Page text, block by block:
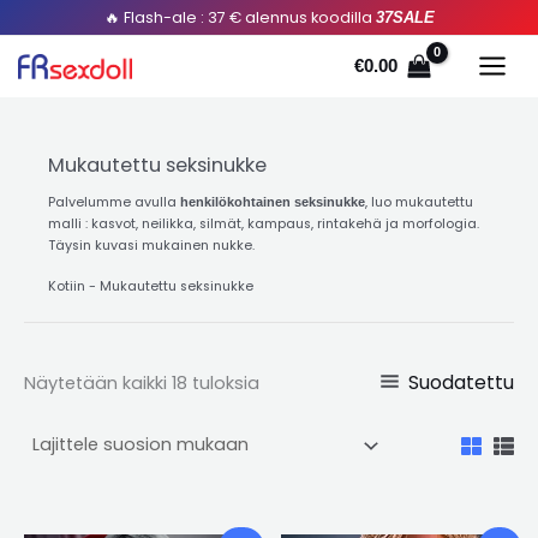
🔥 Flash-ale : 37 € alennus koodilla 37SALE
€0.00
Mukautettu seksinukke
Palvelumme avulla henkilökohtainen seksinukke, luo mukautettu
malli : kasvot, neilikka, silmät, kampaus, rintakehä ja morfologia.
Täysin kuvasi mukainen nukke.
Kotiin - Mukautettu seksinukke
Näytetään kaikki 18 tuloksia
Lajiteltu
suosion
mukaan
Suodatettu